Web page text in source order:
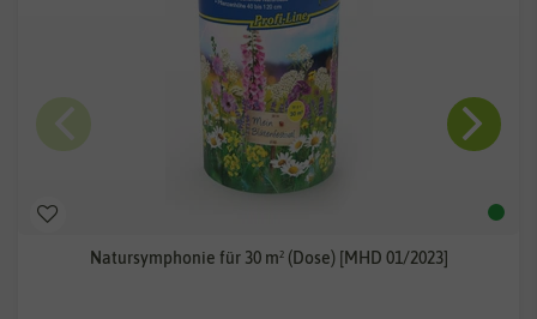
Natursymphonie für 30 m² (Dose) [MHD 01/2023]